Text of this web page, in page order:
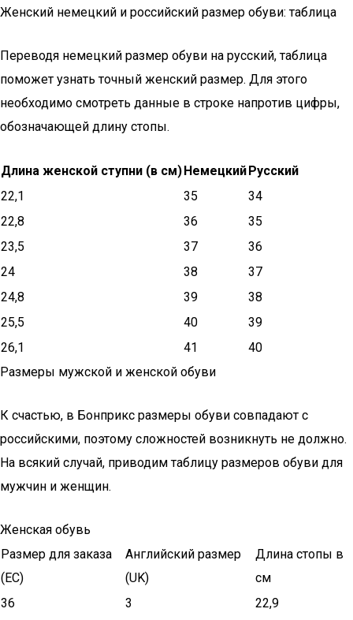
Женский немецкий и российский размер обуви: таблица
Переводя немецкий размер обуви на русский, таблица
поможет узнать точный женский размер. Для этого
необходимо смотреть данные в строке напротив цифры,
обозначающей длину стопы.
Длина женской ступни (в см)НемецкийРусский
22,1
35
34
22,8
36
35
23,5
37
36
24
38
37
24,8
39
38
25,5
40
39
26,1
41
40
Размеры мужской и женской обуви
К счастью, в Бонприкс размеры обуви совпадают с
российскими, поэтому сложностей возникнуть не должно.
На всякий случай, приводим таблицу размеров обуви для
мужчин и женщин.
Женская обувь
Размер для заказа
(ЕС)
Английский размер
(UK)
Длина стопы в
см
36
3
22,9